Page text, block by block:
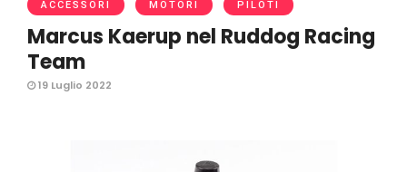
ACCESSORI MOTORI PILOTI
Marcus Kaerup nel Ruddog Racing
Team
19 Luglio 2022